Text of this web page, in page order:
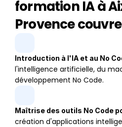
formation IA à
Provence
Introduction à l'IA et au No
l'intelligence artificielle, du
développement No Code.
Maîtrise des outils No Code
création d'applications